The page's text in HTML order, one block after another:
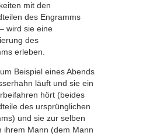
mit den
des Engramms
wird sie eine
des
erleben.
Beispiel eines Abends
läuft und sie ein
hört (beides
des ursprünglichen
und sie zur selben
ihrem Mann (dem Mann